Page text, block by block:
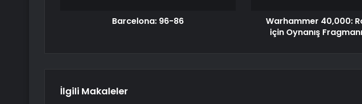
Barcelona: 96-86
Warhammer 40,000:
için Oynanış
İlgili Makaleler